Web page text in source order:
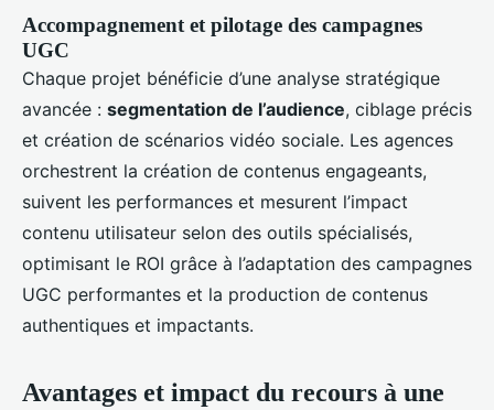
Accompagnement et pilotage des campagnes
UGC
Chaque projet bénéficie d’une analyse stratégique
avancée : segmentation de l’audience, ciblage précis
et création de scénarios vidéo sociale. Les agences
orchestrent la création de contenus engageants,
suivent les performances et mesurent l’impact
contenu utilisateur selon des outils spécialisés,
optimisant le ROI grâce à l’adaptation des campagnes
UGC performantes et la production de contenus
authentiques et impactants.
Avantages et impact du recours à une